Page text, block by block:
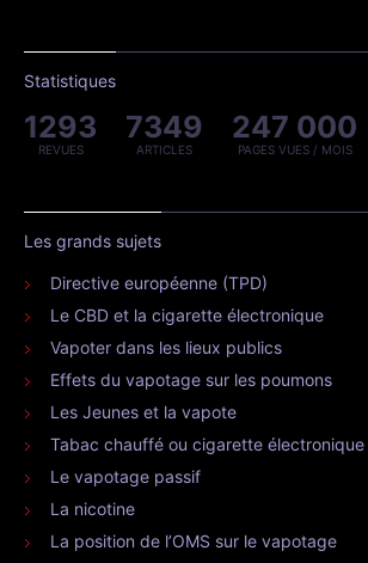
Statistiques
1293
REVUES
7349
ARTICLES
247 000
PAGES VUES / MOIS
Les grands sujets
Directive européenne (TPD)
Le CBD et la cigarette électronique
Vapoter dans les lieux publics
Effets du vapotage sur les poumons
Les Jeunes et la vapote
Tabac chauffé ou cigarette électronique
Le vapotage passif
La nicotine
La position de l’OMS sur le vapotage